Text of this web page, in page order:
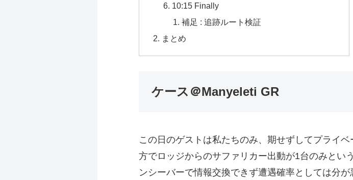
10:15 Finally
補足 : 追跡ルート検証
まとめ
ケース＠Manyeleti GR
この日のゲストは私たちのみ、期せずしてプライ
方でロッジからのサファリカー出動が1台のみとい
ンシーバーで情報交換できず遭遇確率としては分が